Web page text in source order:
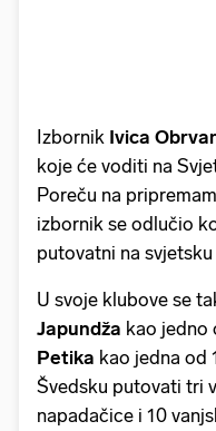
Izbornik Ivica
koje će voditi na
Poreču na
izbornik se odlučio
putovatni na
U svoje klubove se
Japundža kao jedno
Petika kao jedna od
Švedsku putovati tri
napadačice i 10